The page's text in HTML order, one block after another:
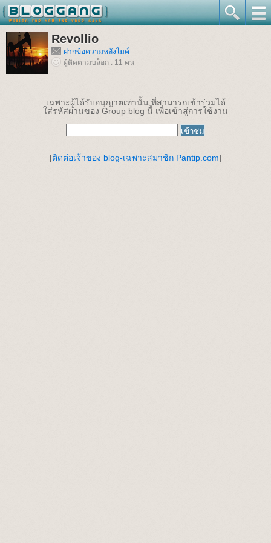
Revollio
ฝากข้อความหลังไมค์
ผู้ติดตามบล็อก : 11 คน
เฉพาะผู้ได้รับอนุญาตเท่านั้น ที่สามารถเข้าร่วมได้
ใส่รหัสผ่านของ Group blog นี้ เพื่อเข้าสู่การใช้งาน
[ติดต่อเจ้าของ blog-เฉพาะสมาชิก Pantip.com]